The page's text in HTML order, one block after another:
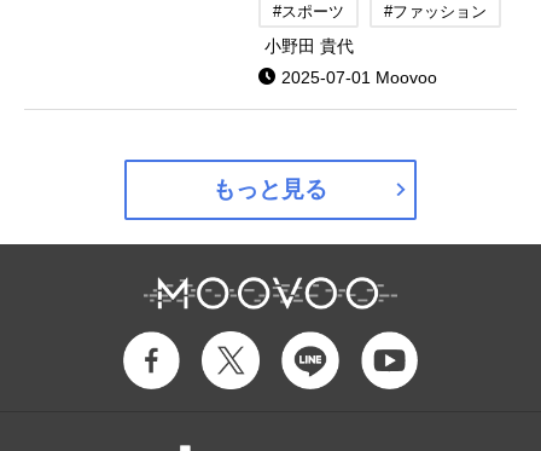
#スポーツ #ファッション
小野田 貴代
2025-07-01 Moovoo
もっと見る